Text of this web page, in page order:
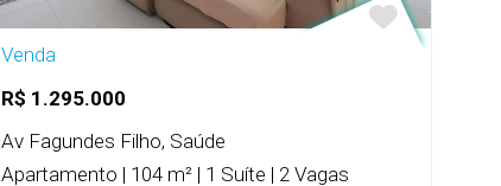
Venda
R$ 1.295.000
Av Fagundes Filho, Saúde
Apartamento | 104 m² | 1 Suíte | 2 Vagas